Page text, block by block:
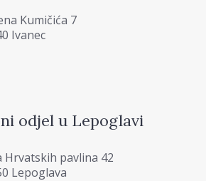
Kumičića 7
Ivanec
odjel u Lepoglavi
Hrvatskih pavlina 42
Lepoglava